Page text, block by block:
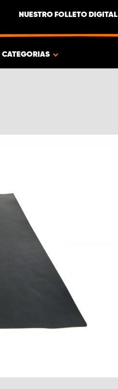
NUESTRO FOLLETO DIGITAL
CATEGORIAS